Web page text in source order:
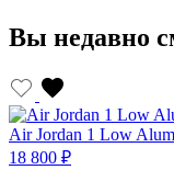
Вы недавно
Air Jordan 1 Low
18 800 ₽